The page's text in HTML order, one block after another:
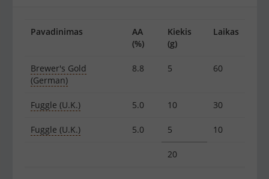
Pavadinimas
AA
(%)
Kiekis
(g)
Laikas
Brewer's Gold
(German)
8.8 5 60
Fuggle (U.K.) 5.0 10 30
Fuggle (U.K.) 5.0 5 10
20